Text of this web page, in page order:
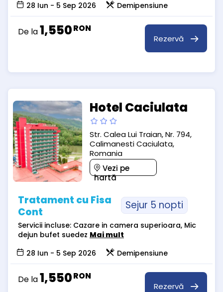
28 Iun - 5 Sep 2026
Demipensiune
De la1,550RON
Rezervă
Hotel Caciulata
Str. Calea Lui Traian, Nr. 794,
Calimanesti Caciulata,
Romania
Vezi pe
hartă
Tratament cu Fisa
Cont
Sejur 5 nopti
Servicii incluse: Cazare in camera superioara, Mic
dejun bufet suedez Mai mult
28 Iun - 5 Sep 2026
Demipensiune
De la1,550RON
Rezervă